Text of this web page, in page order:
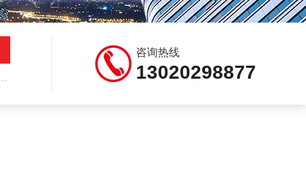
咨询热线
13020298877